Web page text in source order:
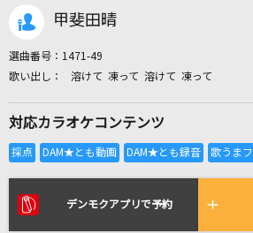
全国りれき
リアルタイムで歌われてい
甲斐田晴
選曲番号： 1471-49
溶けて 凍って 溶けて 凍って
対応カラオケコンテンツ
デンモクアプリで予約